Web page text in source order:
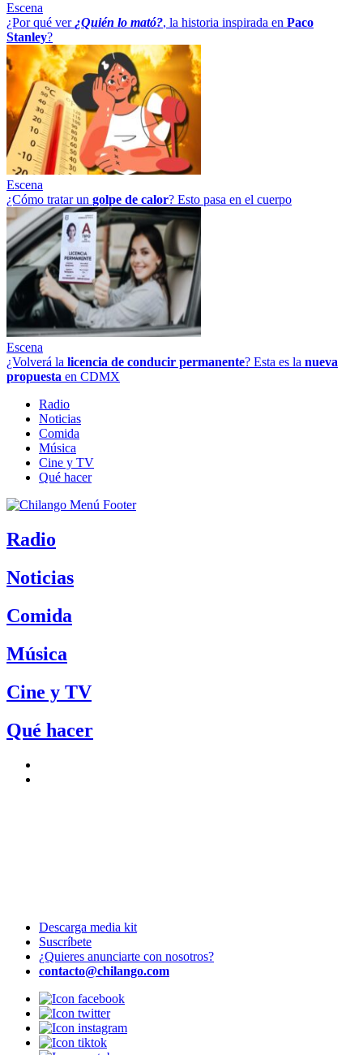
Escena
¿Por qué ver¿Quién lo mató?, la historia inspirada en Paco
Stanley?
Escena
¿Cómo tratar un golpe de calor? Esto pasa en el cuerpo
Escena
¿Volverá la licencia de conducir permanente? Esta es la nueva
propuesta en CDMX
Radio
Noticias
Comida
Música
Cine y TV
Qué hacer
Radio
Noticias
Comida
Música
Cine y TV
Qué hacer
Descarga media kit
Suscríbete
¿Quieres anunciarte con nosotros?
contacto@chilango.com